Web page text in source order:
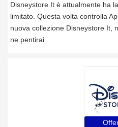
Disneystore It è attualmente ha
limitato. Questa volta controlla
nuova collezione Disneystore It,
ne pentirai